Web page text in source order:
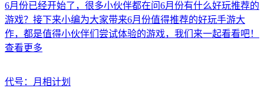
6月份已经开始了，很多小伙伴都在问6月份有什么好玩推荐的
游戏？接下来小编为大家带来6月份值得推荐的好玩手游大
作，都是值得小伙伴们尝试体验的游戏，我们来一起看看吧！
查看更多
代号：月相计划